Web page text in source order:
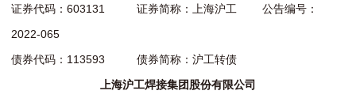
证券代码：603131 证券简称：上海沪工 公告编号：
2022-065
债券代码：113593 债券简称：沪工转债
上海沪工焊接集团股份有限公司